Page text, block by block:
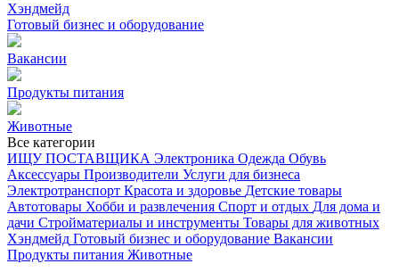
Хэндмейд
Готовый бизнес и оборудование
Вакансии
Продукты питания
Животные
Все категории
ИЩУ ПОСТАВЩИКА Электроника Одежда Обувь
Аксессуары Производители Услуги для бизнеса
Электротранспорт Красота и здоровье Детские товары
Автотовары Хобби и развлечения Спорт и отдых Для дома и
дачи Стройматериалы и инструменты Товары для животных
Хэндмейд Готовый бизнес и оборудование Вакансии
Продукты питания Животные